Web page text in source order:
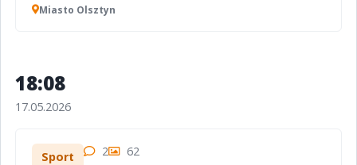
Miasto Olsztyn
18:08
17.05.2026
Sport 2 62